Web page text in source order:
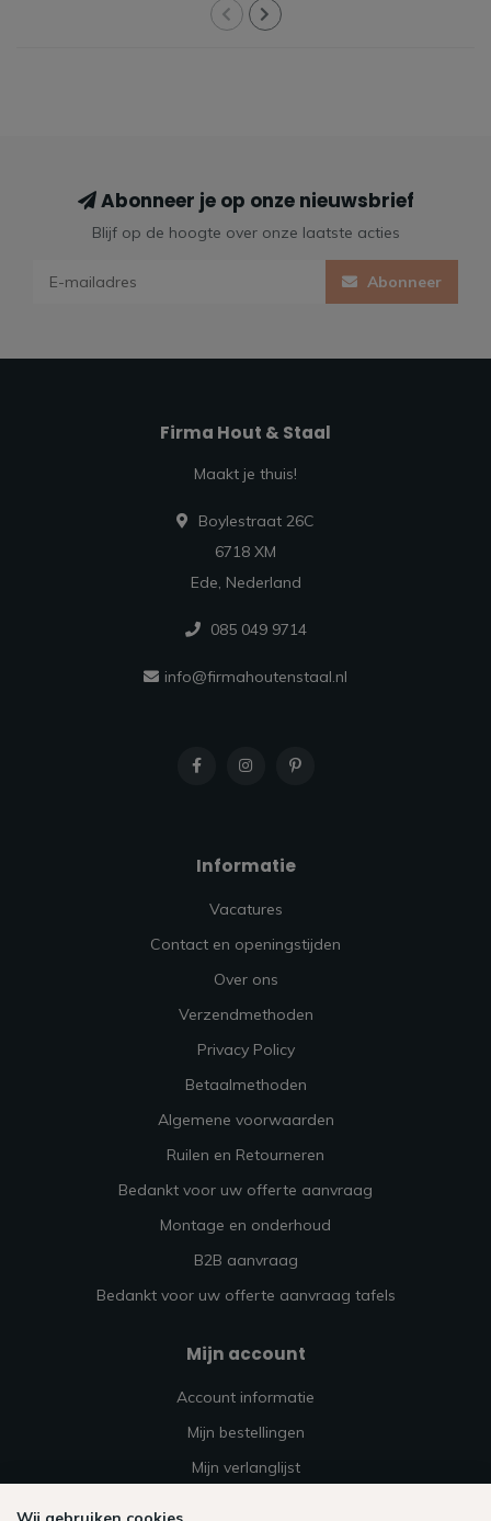
Abonneer je op onze nieuwsbrief
Blijf op de hoogte over onze laatste acties
Abonneer
Firma Hout & Staal
Maakt je thuis!
Boylestraat 26C
6718 XM
Ede, Nederland
085 049 9714
info@firmahoutenstaal.nl
Informatie
Vacatures
Contact en openingstijden
Over ons
Verzendmethoden
Privacy Policy
Betaalmethoden
Algemene voorwaarden
Ruilen en Retourneren
Bedankt voor uw offerte aanvraag
Montage en onderhoud
B2B aanvraag
Bedankt voor uw offerte aanvraag tafels
Mijn account
Account informatie
Mijn bestellingen
Mijn verlanglijst
Wij gebruiken cookies